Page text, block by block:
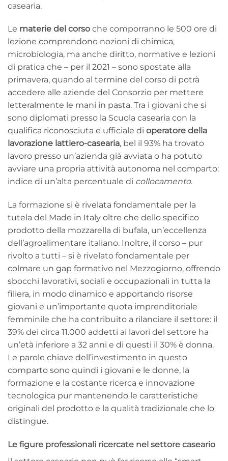
casearia.
Le materie del corso che comporranno le 500 ore di
lezione comprendono nozioni di chimica,
microbiologia, ma anche diritto, normative e lezioni
di pratica che – per il 2021 – sono spostate alla
primavera, quando al termine del corso di potrà
accedere alle aziende del Consorzio per mettere
letteralmente le mani in pasta. Tra i giovani che si
sono diplomati presso la Scuola casearia con la
qualifica riconosciuta e ufficiale di operatore della
lavorazione lattiero-casearia, bel il 93% ha trovato
lavoro presso un’azienda già avviata o ha potuto
avviare una propria attività autonoma nel comparto:
indice di un’alta percentuale di collocamento.
La formazione si è rivelata fondamentale per la
tutela del Made in Italy oltre che dello specifico
prodotto della mozzarella di bufala, un’eccellenza
dell’agroalimentare italiano. Inoltre, il corso – pur
rivolto a tutti – si è rivelato fondamentale per
colmare un gap formativo nel Mezzogiorno, offrendo
sbocchi lavorativi, sociali e occupazionali in tutta la
filiera, in modo dinamico e apportando risorse
giovani e un’importante quota imprenditoriale
femminile che ha contribuito a rilanciare il settore: il
39% dei circa 11.000 addetti ai lavori del settore ha
un’età inferiore a 32 anni e di questi il 30% è donna.
Le parole chiave dell’investimento in questo
comparto sono quindi i giovani e le donne, la
formazione e la costante ricerca e innovazione
tecnologica pur mantenendo le caratteristiche
originali del prodotto e la qualità tradizionale che lo
distingue.
Le figure professionali ricercate nel settore caseario